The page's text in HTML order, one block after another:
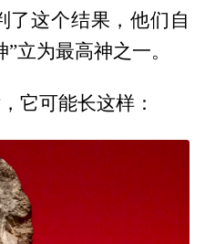
了这个结果，他们自
立为最高神之一。
它可能长这样：